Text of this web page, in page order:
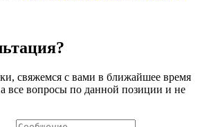
свяжемся с вами в ближайшее время
все вопросы по данной позиции и не